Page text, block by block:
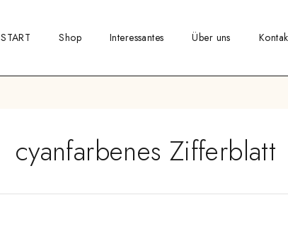
START Shop Interessantes Über uns
cyanfarbenes Zifferblatt